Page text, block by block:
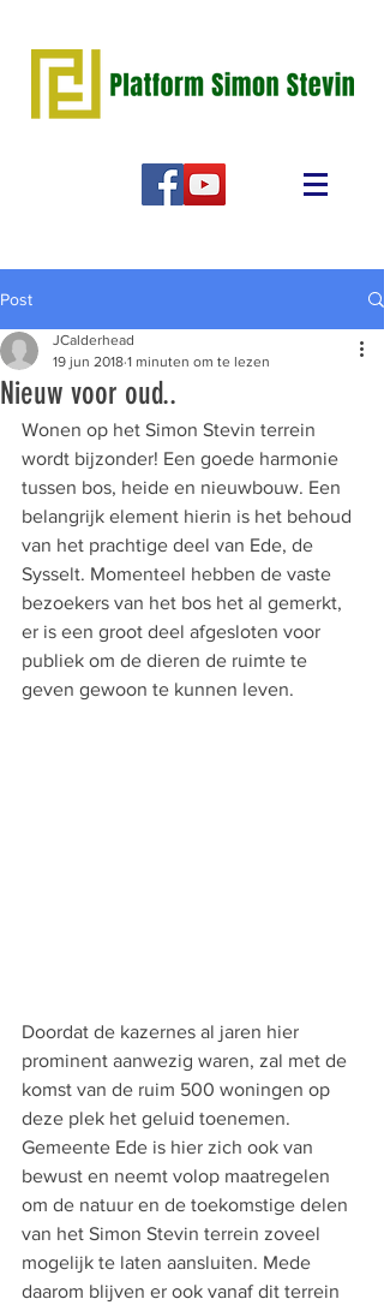
Post
Nieuw voor oud..
JCalderhead
19 jun 2018 1 minuten om te lezen
Wonen op het Simon Stevin terrein
wordt bijzonder! Een goede harmonie
tussen bos, heide en nieuwbouw. Een
belangrijk element hierin is het behoud
van het prachtige deel van Ede, de
Sysselt. Momenteel hebben de vaste
bezoekers van het bos het al gemerkt,
er is een groot deel afgesloten voor
publiek om de dieren de ruimte te
geven gewoon te kunnen leven.
Doordat de kazernes al jaren hier
prominent aanwezig waren, zal met de
komst van de ruim 500 woningen op
deze plek het geluid toenemen.
Gemeente Ede is hier zich ook van
bewust en neemt volop maatregelen
om de natuur en de toekomstige delen
van het Simon Stevin terrein zoveel
mogelijk te laten aansluiten. Mede
daarom blijven er ook vanaf dit terrein